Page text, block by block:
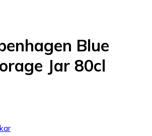
Blue
Jar 80cl